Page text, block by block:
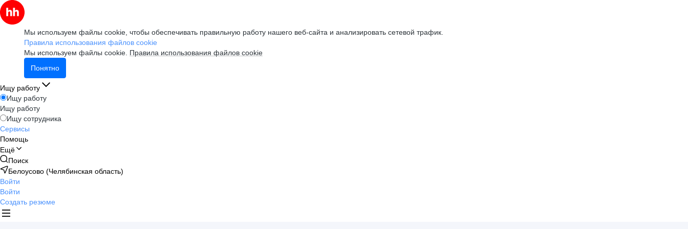
Мы используем файлы cookie, чтобы обеспечивать правильную работу нашего веб-сайта и анализировать сетевой трафик.
Правила использования файлов cookie
Мы используем файлы cookie. Правила использования файлов cookie
Понятно
Ищу работу
Ищу работу
Ищу работу
Ищу сотрудника
Сервисы
Помощь
Ещё
Поиск
Белоусово (Челябинская область)
Войти
Войти
Создать резюме